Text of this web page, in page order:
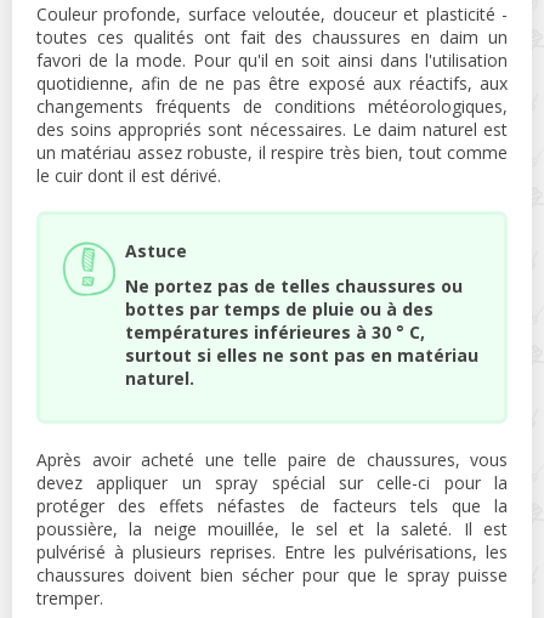
Couleur profonde, surface veloutée, douceur et plasticité -
toutes ces qualités ont fait des chaussures en daim un
favori de la mode. Pour qu'il en soit ainsi dans l'utilisation
quotidienne, afin de ne pas être exposé aux réactifs, aux
changements fréquents de conditions météorologiques,
des soins appropriés sont nécessaires. Le daim naturel est
un matériau assez robuste, il respire très bien, tout comme
le cuir dont il est dérivé.
Astuce
Ne portez pas de telles chaussures ou
bottes par temps de pluie ou à des
températures inférieures à 30 ° C,
surtout si elles ne sont pas en matériau
naturel.
Après avoir acheté une telle paire de chaussures, vous
devez appliquer un spray spécial sur celle-ci pour la
protéger des effets néfastes de facteurs tels que la
poussière, la neige mouillée, le sel et la saleté. Il est
pulvérisé à plusieurs reprises. Entre les pulvérisations, les
chaussures doivent bien sécher pour que le spray puisse
tremper.